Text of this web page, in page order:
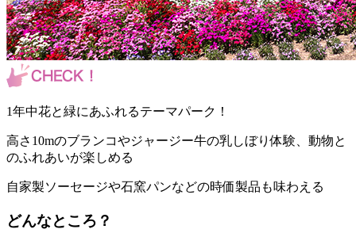
1年中花と緑にあふれるテーマパーク！
高さ10mのブランコやジャージー牛の乳しぼり体験、動物と
のふれあいが楽しめる
自家製ソーセージや石窯パンなどの時価製品も味わえる
どんなところ？